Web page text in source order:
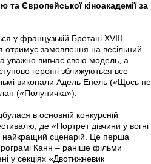
та Європейської кіноакадемії за
у французькій Бретані XVIII
отримує замовлення на весільний
уважно вивчає свою модель, а
героїні зближуються все
виконали Адель Енель («Щось не
(«Полуничка»).
в основній конкурсній
де «Портрет дівчини у вогні
найкращий сценарій. Це перша
Канн – раніше фільми
у секціях «Двотижневик